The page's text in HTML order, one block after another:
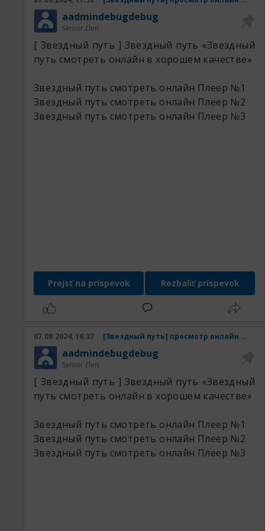
Звездный путь 7276 бесплатно.
Звездный путь 2089 тг.
Звездный путь 400 тг.
Звездный путь 4109 качество.
Звездный путь 6001 2024.
aadmindebugdebug
Senior člen
[ Звездный путь ] Звездный путь «Звездный
путь смотреть онлайн в хорошем качестве»
Звездный путь смотреть онлайн Плеер №1
Звездный путь смотреть онлайн Плеер №2
Звездный путь смотреть онлайн Плеер №3
Prejsť na príspevok Rozbaliť príspevok
07.09.2024, 16:37 [Звездный путь] просмотр онлайн Звездный путь смотреть онлайн в хорошем качестве
aadmindebugdebug
Senior člen
[ Звездный путь ] Звездный путь «Звездный
путь смотреть онлайн в хорошем качестве»
Звездный путь смотреть онлайн Плеер №1
Звездный путь смотреть онлайн Плеер №2
Звездный путь смотреть онлайн Плеер №3